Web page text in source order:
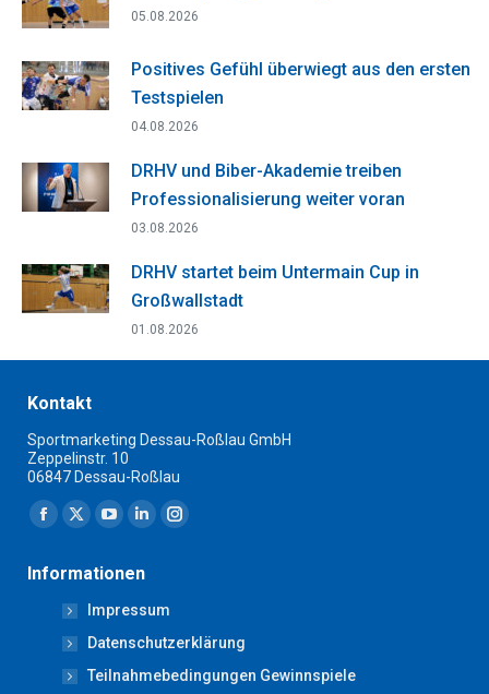
05.08.2026
Positives Gefühl überwiegt aus den ersten
Testspielen
04.08.2026
DRHV und Biber-Akademie treiben
Professionalisierung weiter voran
03.08.2026
DRHV startet beim Untermain Cup in
Großwallstadt
01.08.2026
Kontakt
Sportmarketing Dessau-Roßlau GmbH
Zeppelinstr. 10
06847 Dessau-Roßlau
Finden Sie uns auf:
Facebook
opens
new
window
X
opens
in
new
window
YouTube
opens
in
new
window
Linkedin
opens
in
new
window
Instagram
new
window
Informationen
Impressum
Datenschutzerklärung
Teilnahmebedingungen Gewinnspiele